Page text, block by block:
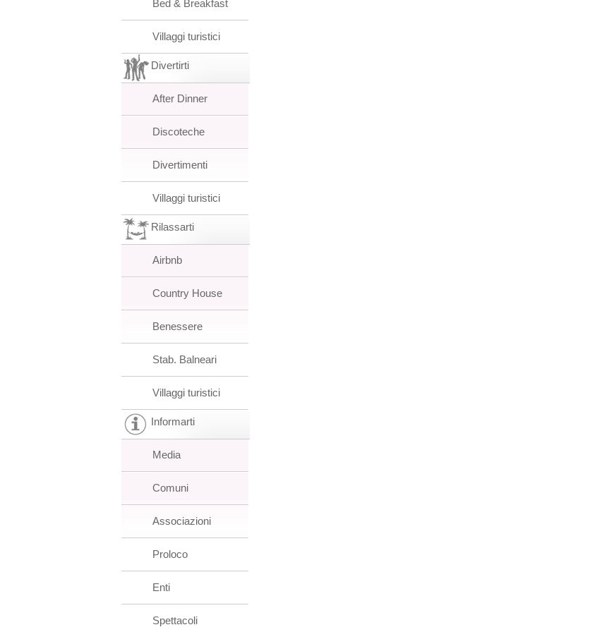
Bed & Breakfast
Villaggi turistici
Divertirti
After Dinner
Discoteche
Divertimenti
Villaggi turistici
Rilassarti
Airbnb
Country House
Benessere
Stab. Balneari
Villaggi turistici
Informarti
Media
Comuni
Associazioni
Proloco
Enti
Spettacoli